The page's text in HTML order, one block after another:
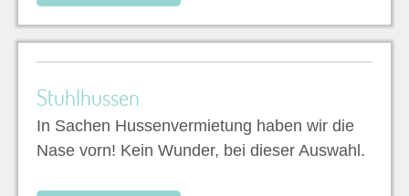
Stuhlhussen
In Sachen Hussenvermietung haben wir die
Nase vorn! Kein Wunder, bei dieser Auswahl.